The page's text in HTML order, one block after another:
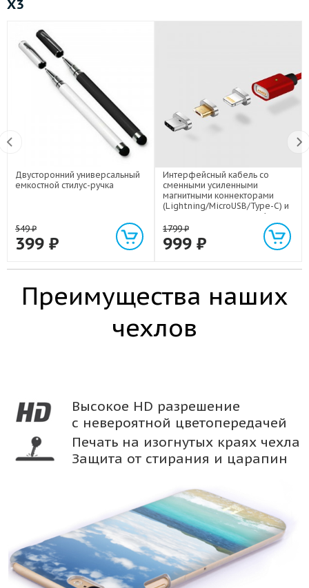
X3
Двусторонний универсальный
емкостной стилус-ручка
549₽
399 ₽
Интерфейсный кабель со
сменными усиленными
магнитными коннекторами
(Lightning/MicroUSB/Type-C) и
световым индикатором 1м
1799₽
999 ₽
Преимущества наших
чехлов
Высокое HD разрешение
с невероятной цветопередачей
Печать на изогнутых краях чехла
Защита от стирания и царапин